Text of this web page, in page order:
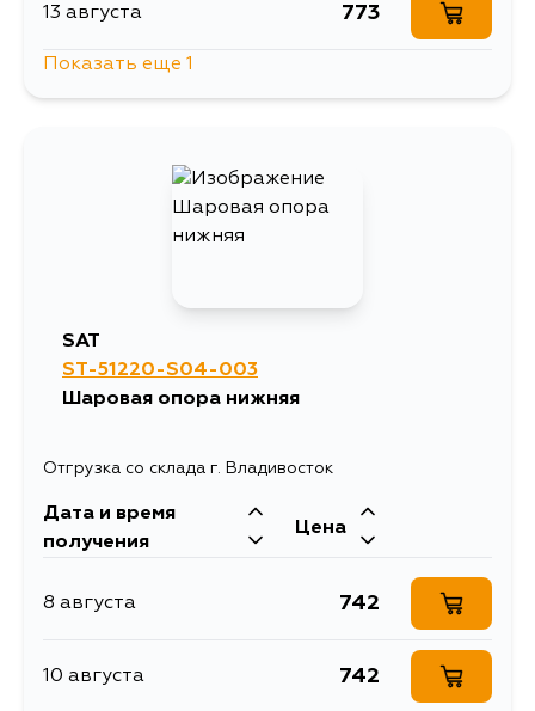
13 августа 773
Показать еще 1
SAT
ST-51220-S04-003
Шаровая опора нижняя
Отгрузка со склада г. Владивосток
Дата и время
получения
Цена
8 августа 742
10 августа 742